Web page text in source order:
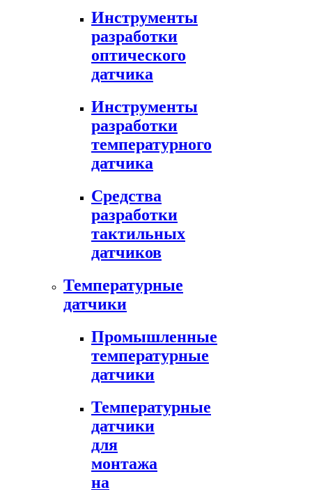
Инструменты
разработки
оптического
датчика
Инструменты
разработки
температурного
датчика
Средства
разработки
тактильных
датчиков
Температурные
датчики
Промышленные
температурные
датчики
Температурные
датчики
для
монтажа
на